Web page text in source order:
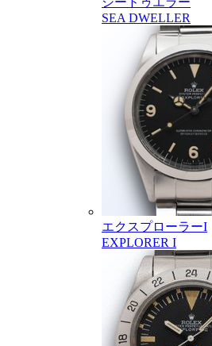
SEA DWELLER
エクスプローラーI
EXPLORER I